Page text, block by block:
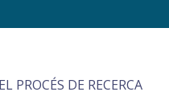
PROCÉS DE RECERCA